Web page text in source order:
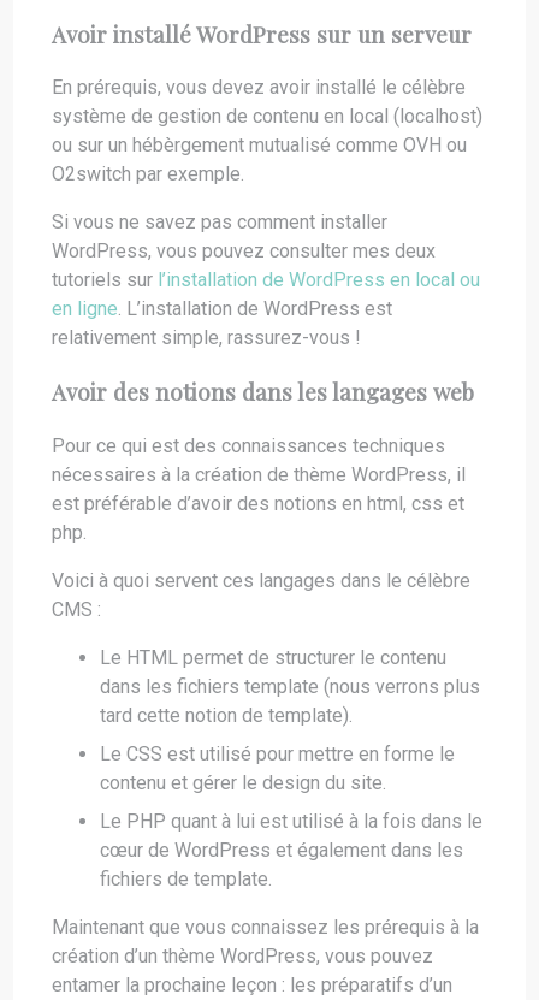
Avoir installé WordPress sur un serveur
En prérequis, vous devez avoir installé le célèbre
système de gestion de contenu en local (localhost)
ou sur un hébèrgement mutualisé comme OVH ou
O2switch par exemple.
Si vous ne savez pas comment installer
WordPress, vous pouvez consulter mes deux
tutoriels sur l’installation de WordPress en local ou
en ligne. L’installation de WordPress est
relativement simple, rassurez-vous !
Avoir des notions dans les langages web
Pour ce qui est des connaissances techniques
nécessaires à la création de thème WordPress, il
est préférable d’avoir des notions en html, css et
php.
Voici à quoi servent ces langages dans le célèbre
CMS :
Le HTML permet de structurer le contenu
dans les fichiers template (nous verrons plus
tard cette notion de template).
Le CSS est utilisé pour mettre en forme le
contenu et gérer le design du site.
Le PHP quant à lui est utilisé à la fois dans le
cœur de WordPress et également dans les
fichiers de template.
Maintenant que vous connaissez les prérequis à la
création d’un thème WordPress, vous pouvez
entamer la prochaine leçon : les préparatifs d’un